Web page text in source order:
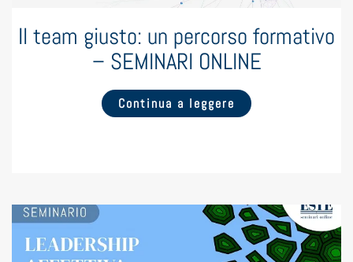
Il team giusto: un percorso formativo
– SEMINARI ONLINE
Continua a leggere